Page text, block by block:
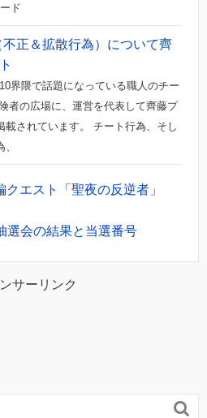
ド
正＆拡散行為）について齊
界隈で話題になっている職人のチー
者の広場に、運営を代表して齊藤プ
載されています。 チート行為、そし
エスト「聖夜の反逆者」
選会の結果と当選番号
サーリンク
